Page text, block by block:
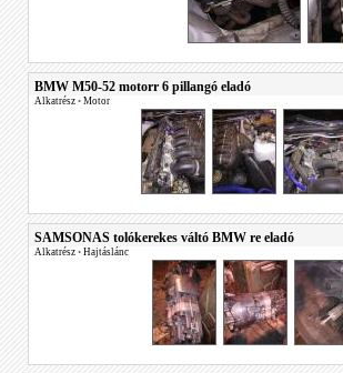
BMW M50-52 motorr 6 pillangó eladó
Alkatrész • Motor
SAMSONAS tolókerekes váltó BMW re eladó
Alkatrész • Hajtáslánc